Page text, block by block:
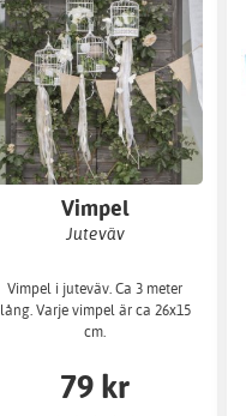
Vimpel
Juteväv
Vimpel i juteväv. Ca 3 meter
lång. Varje vimpel är ca 26x15
cm.
79 kr